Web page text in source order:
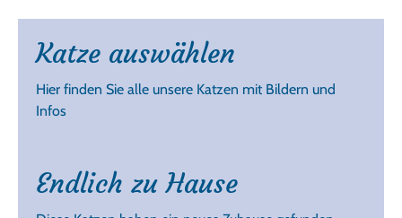
Katze auswählen
Hier finden Sie alle unsere Katzen mit Bildern und
Infos
Endlich zu Hause